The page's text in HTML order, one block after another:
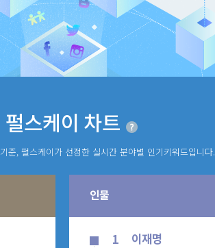
펄스케이 차트
기준, 펄스케이가 선정한 실시간 분야별 인기키워드입니다.
인물
1 이재명